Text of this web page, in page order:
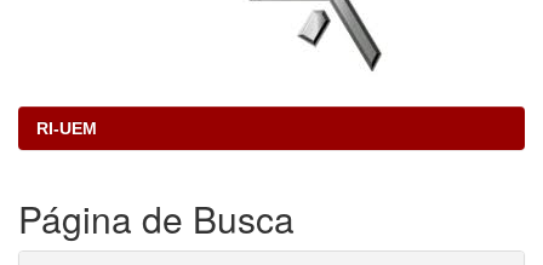
RI-UEM
Página de Busca